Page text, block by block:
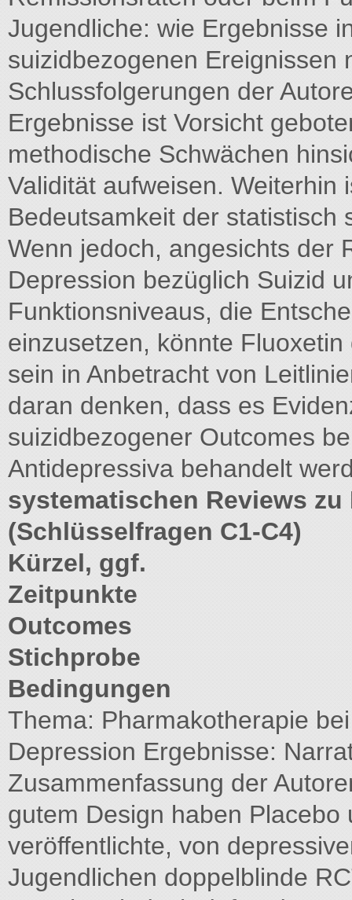
Jugendliche: wie Ergebnisse
suizidbezogenen Ereignissen
Schlussfolgerungen der
Ergebnisse ist Vorsicht
methodische Schwächen
Validität aufweisen. Weiterhin
Bedeutsamkeit der statistisch
Wenn jedoch, angesichts der
Depression bezüglich Suizid
Funktionsniveaus, die
einzusetzen, könnte
sein in Anbetracht von
daran denken, dass es
suizidbezogener Outcomes
Antidepressiva behandelt
systematischen Reviews
(Schlüsselfragen C1-C4)
Kürzel, ggf.
Zeitpunkte
Outcomes
Stichprobe
Bedingungen
Thema: Pharmakotherapie
Depression Ergebnisse:
Zusammenfassung der
gutem Design haben
veröffentlichte, von
Jugendlichen doppelblinde